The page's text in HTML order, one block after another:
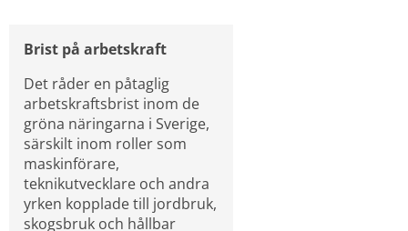
Brist på arbetskraft
Det råder en påtaglig
arbetskraftsbrist inom de
gröna näringarna i Sverige,
särskilt inom roller som
maskinförare,
teknikutvecklare och andra
yrken kopplade till jordbruk,
skogsbruk och hållbar